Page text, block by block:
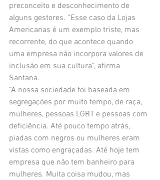
preconceito e desconhecimento de
alguns gestores. “Esse caso da Lojas
Americanas é um exemplo triste, mas
recorrente, do que acontece quando
uma empresa não incorpora valores de
inclusão em sua cultura”, afirma
Santana.
“A nossa sociedade foi baseada em
segregações por muito tempo, de raça,
mulheres, pessoas LGBT e pessoas com
deficiência. Até pouco tempo atrás,
piadas com negros ou mulheres eram
vistas como engraçadas. Até hoje tem
empresa que não tem banheiro para
mulheres. Muita coisa mudou, mas